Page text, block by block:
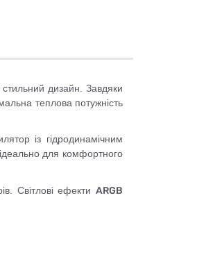
дизайн. Завдяки
теплова потужність
із гідродинамічним
для комфортного
Світлові ефектиARGB